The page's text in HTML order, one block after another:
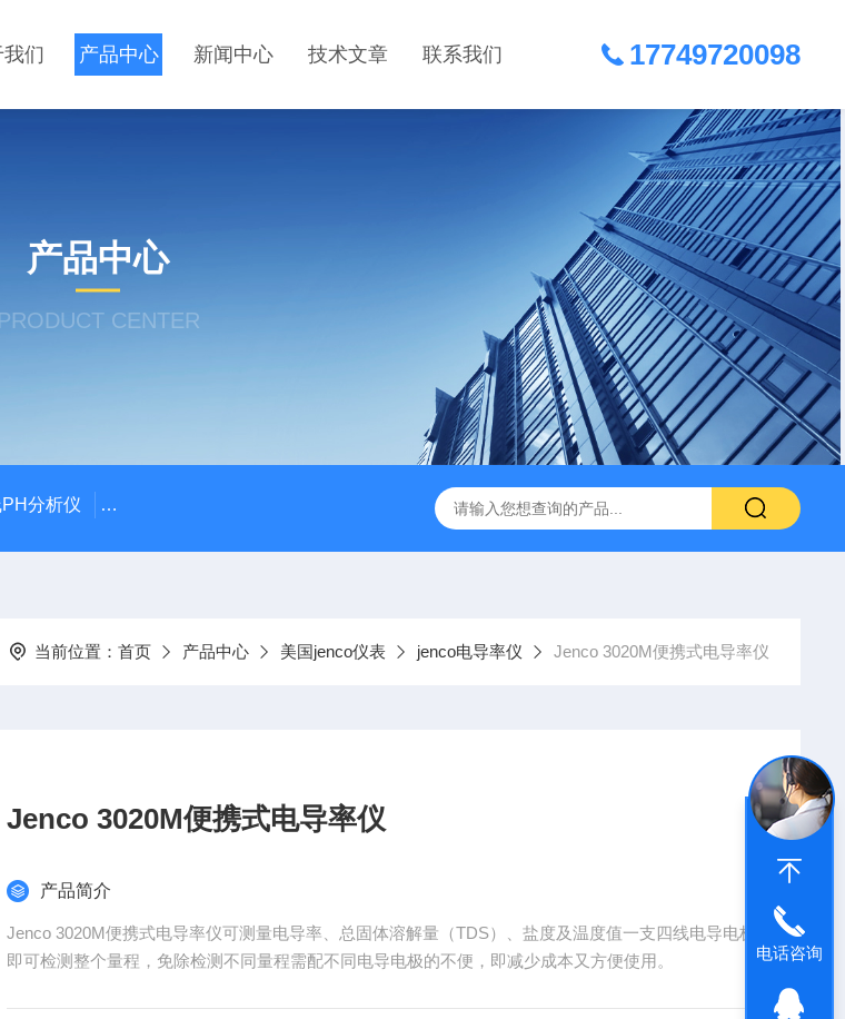
们 产品中心 新闻中心 技术文章 联系我们 17749720098
产品中心
PRODUCT CENTER
分析仪 哈希在线PH计电极PD1R1 哈希HQ40D便携式多参数水质分析仪 哈希PD1P1在线PH
当前位置： 首页 产品中心 美国jenco仪表 jenco电导率仪 Jenco 3020M便携式电导率仪
Jenco 3020M便携式电导率仪
产品简介
Jenco 3020M便携式电导率仪可测量电导率、总固体溶解量（TDS）、盐度及温度值一支四线电导电极
即可检测整个量程，免除检测不同量程需配不同电导电极的不便，即减少成本又方便使用。
电话咨询